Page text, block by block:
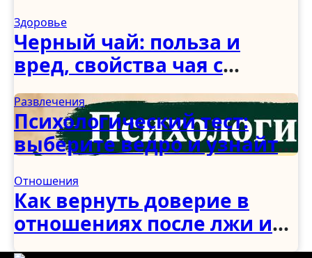
прихожая и коридор
Здоровье
Черный чай: польза и
вред, свойства чая с
молоком и чабрецом
Развлечения
Психологический тест:
выберите ведро и узнайте,
трудностями
Отношения
Как вернуть доверие в
отношениях после лжи и
измены: советы